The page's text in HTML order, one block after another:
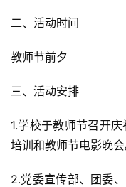
二、活动时间
教师节前夕
三、活动安排
1.学校于教师节召开
培训和教师节电影晚会
2.党委宣传部、团委